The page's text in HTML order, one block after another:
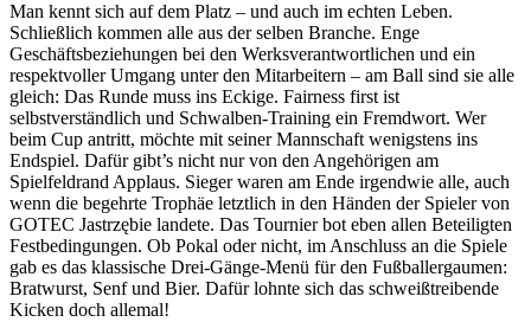
Man kennt sich auf dem Platz – und auch im echten Leben.
Schließlich kommen alle aus der selben Branche. Enge
Geschäftsbeziehungen bei den Werksverantwortlichen und ein
respektvoller Umgang unter den Mitarbeitern – am Ball sind sie alle
gleich: Das Runde muss ins Eckige. Fairness first ist
selbstverständlich und Schwalben-Training ein Fremdwort. Wer
beim Cup antritt, möchte mit seiner Mannschaft wenigstens ins
Endspiel. Dafür gibt’s nicht nur von den Angehörigen am
Spielfeldrand Applaus. Sieger waren am Ende irgendwie alle, auch
wenn die begehrte Trophäe letztlich in den Händen der Spieler von
GOTEC Jastrzębie landete. Das Tournier bot eben allen Beteiligten
Festbedingungen. Ob Pokal oder nicht, im Anschluss an die Spiele
gab es das klassische Drei-Gänge-Menü für den Fußballergaumen:
Bratwurst, Senf und Bier. Dafür lohnte sich das schweißtreibende
Kicken doch allemal!